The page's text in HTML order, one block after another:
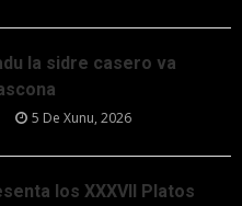
la sidre casero va
5 De Xunu, 2026
los XXXVII Platos